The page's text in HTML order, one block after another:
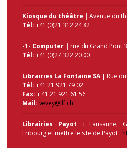
Kiosque du théâtre | Avenue du
Tél: +41 (0)21 312 24 82
-1- Computer | rue du Grand Pont
Tél: +41 (0)27 322 20 00
Librairies La Fontaine SA | Rue
Tél: +41 21 921 79 02
Fax: + 41 21 921 61 56
Mail: vevey@llf.ch
Librairies Payot : Lausanne,
Fribourg et mettre le site de Payot :